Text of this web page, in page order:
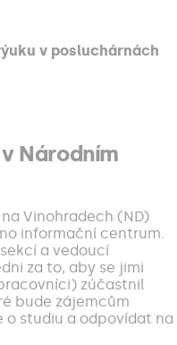
v posluchárnách
Národním
Vinohradech (ND)
informační centrum.
a vedoucí
za to, aby se jimi
zúčastnil
bude zájemcům
studiu a odpovídat na